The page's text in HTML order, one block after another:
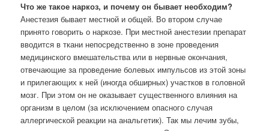
Что же такое наркоз, и почему он бывает необходим?
Анестезия бывает местной и общей. Во втором случае
принято говорить о наркозе. При местной анестезии препарат
вводится в ткани непосредственно в зоне проведения
медицинского вмешательства или в нервные окончания,
отвечающие за проведение болевых импульсов из этой зоны
и прилегающих к ней (иногда обширных) участков в головной
мозг. При этом он не оказывает существенного влияния на
организм в целом (за исключением опасного случая
аллергической реакции на анальгетик). Так мы лечим зубы,